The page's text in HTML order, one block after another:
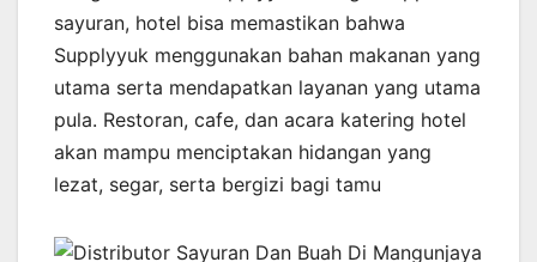
sayuran, hotel bisa memastikan bahwa
Supplyyuk menggunakan bahan makanan yang
utama serta mendapatkan layanan yang utama
pula. Restoran, cafe, dan acara katering hotel
akan mampu menciptakan hidangan yang
lezat, segar, serta bergizi bagi tamu